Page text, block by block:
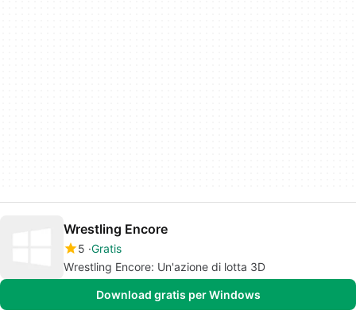
Wrestling Encore
5 Gratis
Wrestling Encore: Un'azione di lotta 3D
Download gratis per Windows